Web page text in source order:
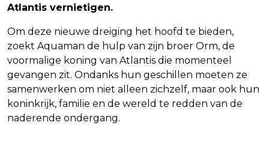
Atlantis vernietigen.
Om deze nieuwe dreiging het hoofd te bieden,
zoekt Aquaman de hulp van zijn broer Orm, de
voormalige koning van Atlantis die momenteel
gevangen zit. Ondanks hun geschillen moeten ze
samenwerken om niet alleen zichzelf, maar ook hun
koninkrijk, familie en de wereld te redden van de
naderende ondergang.